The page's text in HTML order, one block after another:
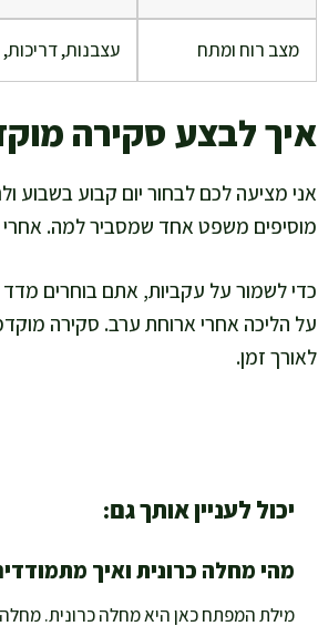
מצב רוח ומתח עצבנות,
איך לבצע סקירה
מוסיפים משפט אחד שמסביר למה. אחרי
כדי לשמור על עקביות, אתם בוחרים
על הליכה אחרי ארוחת ערב. סקירה
לאורך זמן.
יכול לעניין אותך גם:
מהי מחלה כרונית ואיך
מילת המפתח כאן היא מחלה כרונית.